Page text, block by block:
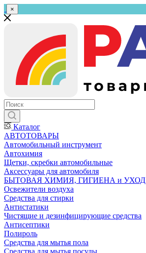
×
Каталог
АВТОТОВАРЫ
Автомобильный инструмент
Автохимия
Щетки, скребки автомобильные
Аксессуары для автомобиля
БЫТОВАЯ ХИМИЯ, ГИГИЕНА и УХОД
Освежители воздуха
Средства для стирки
Антистатики
Чистящие и дезинфицирующие средства
Антисептики
Полироль
Средства для мытья пола
Средства для мытья посуды